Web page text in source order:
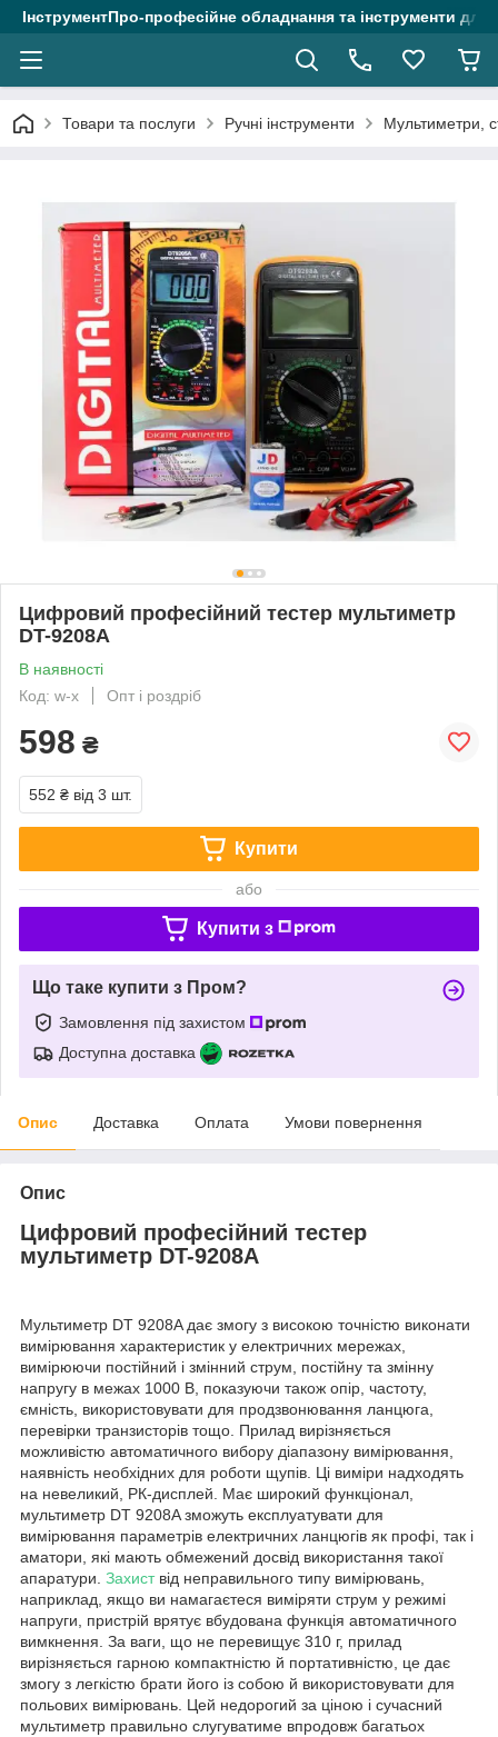
ІнструментПро-професійне обладнання та інструменти для
Товари та послуги Ручні інструменти Мультиметри,
Цифровий професійний тестер мультиметр
DT-9208A
В наявності
Код: w-x
Опт і роздріб
598 ₴
552 ₴ від 3 шт.
Купити
або
Купити з
Що таке купити з Пром?
Замовлення під захистом
Доступна доставка
Опис Доставка Оплата Умови повернення
Опис
Цифровий професійний тестер
мультиметр DT-9208A
Мультиметр DT 9208A дає змогу з високою точністю виконати
вимірювання характеристик у електричних мережах,
вимірюючи постійний і змінний струм, постійну та змінну
напругу в межах 1000 В, показуючи також опір, частоту,
ємність, використовувати для продзвонювання ланцюга,
перевірки транзисторів тощо. Прилад вирізняється
можливістю автоматичного вибору діапазону вимірювання,
наявність необхідних для роботи щупів. Ці виміри надходять
на невеликий, РК-дисплей. Має широкий функціонал,
мультиметр DT 9208A зможуть експлуатувати для
вимірювання параметрів електричних ланцюгів як профі, так і
аматори, які мають обмежений досвід використання такої
апаратури. Захиствід неправильного типу вимірювань,
наприклад, якщо ви намагаєтеся виміряти струм у режимі
напруги, пристрій врятує вбудована функція автоматичного
вимкнення. За ваги, що не перевищує 310 г, прилад
вирізняється гарною компактністю й портативністю, це дає
змогу з легкістю брати його із собою й використовувати для
польових вимірювань. Цей недорогий за ціною і сучасний
мультиметр правильно слугуватиме впродовж багатьох